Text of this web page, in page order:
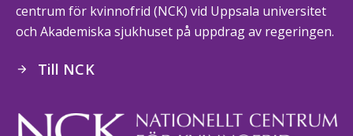
centrum för kvinnofrid (NCK) vid Uppsala universitet
och Akademiska sjukhuset på uppdrag av regeringen.
arrow_forward Till NCK